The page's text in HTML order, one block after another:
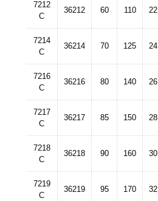
7212
C
36212 60 110 22
7214
C
36214 70 125 24
7216
C
36216 80 140 26
7217
C
36217 85 150 28
7218
C
36218 90 160 30
7219
C
36219 95 170 32